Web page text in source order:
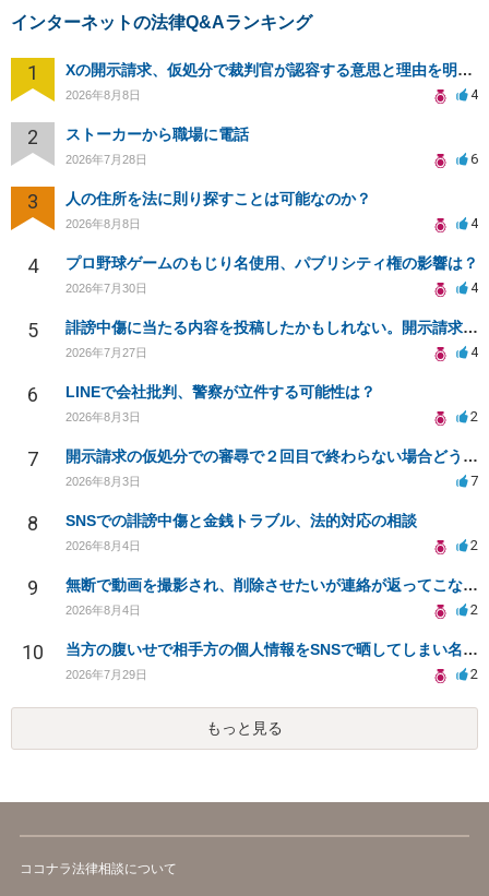
インターネットの法律Q&Aランキング
1 Xの開示請求、仮処分で裁判官が認容する意思と理由を明確化しても、相手側は争って引き延ばしますか
2026年8月8日 4
2 ストーカーから職場に電話
2026年7月28日 6
3 人の住所を法に則り探すことは可能なのか？
2026年8月8日 4
4 プロ野球ゲームのもじり名使用、パブリシティ権の影響は？
2026年7月30日 4
5 誹謗中傷に当たる内容を投稿したかもしれない。開示請求や民事刑事裁判に発展しうるのか教えて欲しい。
2026年7月27日 4
6 LINEで会社批判、警察が立件する可能性は？
2026年8月3日 2
7 開示請求の仮処分での審尋で２回目で終わらない場合どうしたらいいですか
2026年8月3日 7
8 SNSでの誹謗中傷と金銭トラブル、法的対応の相談
2026年8月4日 2
9 無断で動画を撮影され、削除させたいが連絡が返ってこない。
2026年8月4日 2
10 当方の腹いせで相手方の個人情報をSNSで晒してしまい名誉毀損させてしまったかもしれない
2026年7月29日 2
もっと見る
ココナラ法律相談について